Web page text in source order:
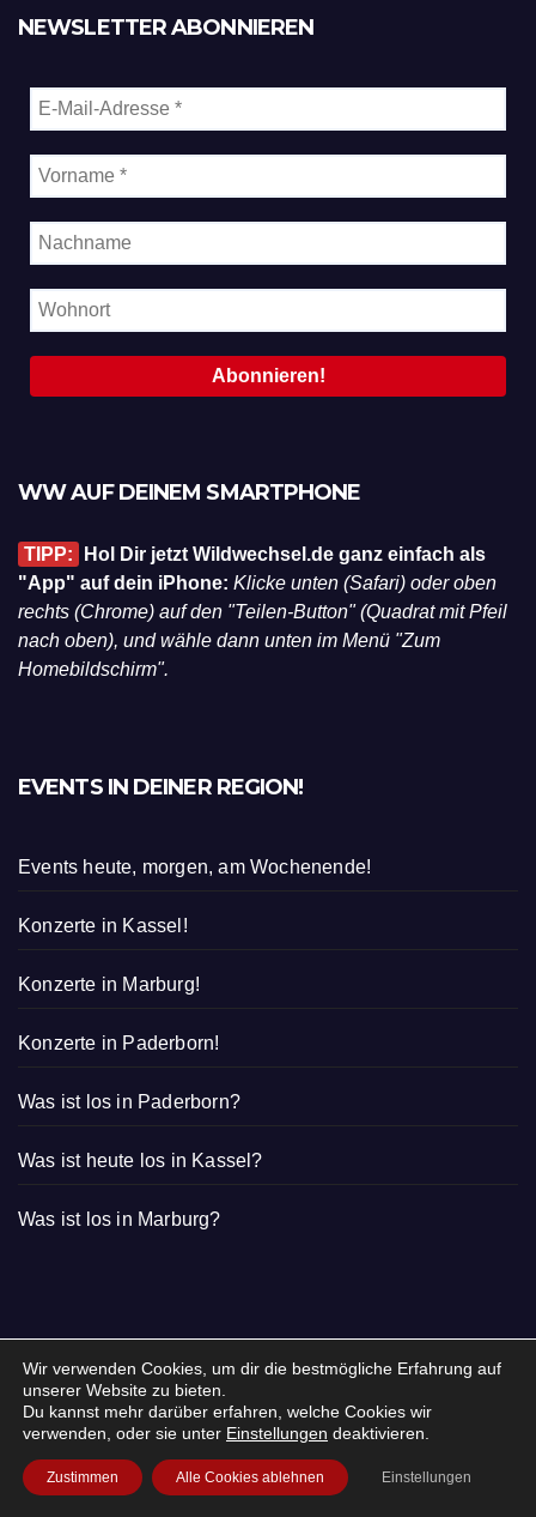
NEWSLETTER ABONNIEREN
WW AUF DEINEM SMARTPHONE
TIPP:
Hol Dir jetzt Wildwechsel.de ganz einfach als
"App" auf dein iPhone: Klicke unten (Safari) oder oben
rechts (Chrome) auf den "Teilen-Button" (Quadrat mit Pfeil
nach oben), und wähle dann unten im Menü "Zum
Homebildschirm".
EVENTS IN DEINER REGION!
Events heute, morgen, am Wochenende!
Konzerte in Kassel!
Konzerte in Marburg!
Konzerte in Paderborn!
Was ist los in Paderborn?
Was ist heute los in Kassel?
Was ist los in Marburg?
Wir verwenden Cookies, um dir die bestmögliche Erfahrung auf
unserer Website zu bieten.
Du kannst mehr darüber erfahren, welche Cookies wir
verwenden, oder sie unter Einstellungen deaktivieren.
Zustimmen Alle Cookies ablehnen Einstellungen